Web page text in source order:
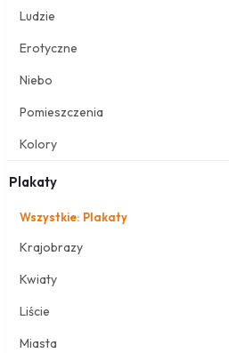
Ludzie
Erotyczne
Niebo
Pomieszczenia
Kolory
Plakaty
Wszystkie: Plakaty
Krajobrazy
Kwiaty
Liście
Miasta